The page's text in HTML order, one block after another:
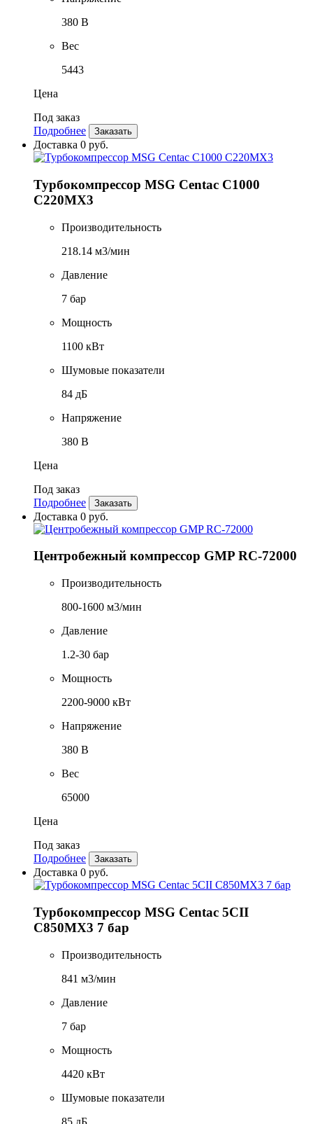
380 В
Вес
5443
Цена
Под заказ
Подробнее
Заказать
Доставка 0 руб.
Турбокомпрессор MSG Centac C1000
С220МХ3
Производительность
218.14 м3/мин
Давление
7 бар
Мощность
1100 кВт
Шумовые показатели
84 дБ
Напряжение
380 В
Цена
Под заказ
Подробнее
Заказать
Доставка 0 руб.
Центробежный компрессор GMP RC-72000
Производительность
800-1600 м3/мин
Давление
1.2-30 бар
Мощность
2200-9000 кВт
Напряжение
380 В
Вес
65000
Цена
Под заказ
Подробнее
Заказать
Доставка 0 руб.
Турбокомпрессор MSG Centac 5CII
C850MX3 7 бар
Производительность
841 м3/мин
Давление
7 бар
Мощность
4420 кВт
Шумовые показатели
85 дБ